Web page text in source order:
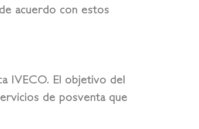
acuerdo con estos
IVECO. El objetivo del
de posventa que